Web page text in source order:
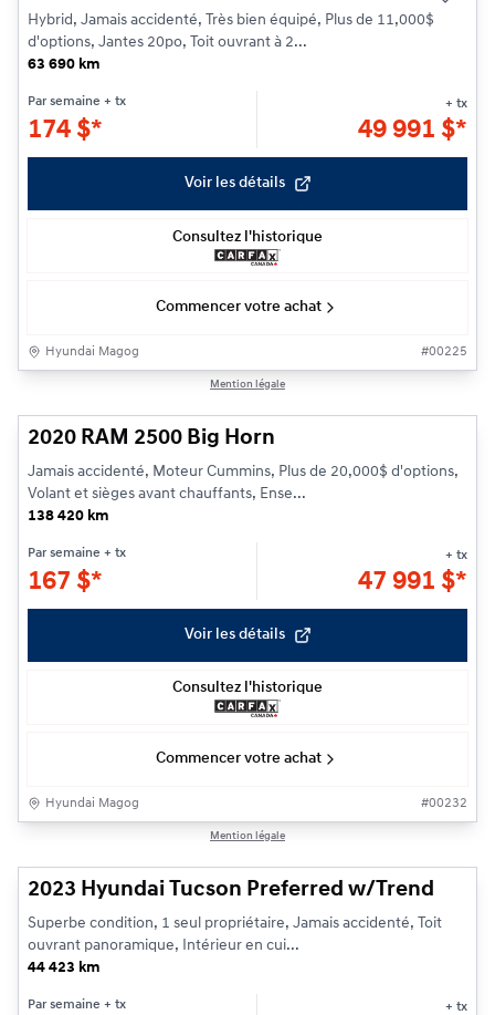
Hybrid, Jamais accidenté, Très bien équipé, Plus de 11,000$
d'options, Jantes 20po, Toit ouvrant à 2...
63 690 km
Par semaine + tx
174 $*
+ tx
49 991 $*
Voir les détails
Consultez l'historique
Commencer votre achat
Hyundai Magog #00225
Mention légale
2020 RAM 2500 Big Horn
Jamais accidenté, Moteur Cummins, Plus de 20,000$ d'options,
Volant et sièges avant chauffants, Ense...
138 420 km
Par semaine + tx
167 $*
+ tx
47 991 $*
Voir les détails
Consultez l'historique
Commencer votre achat
Hyundai Magog #00232
Mention légale
2023 Hyundai Tucson Preferred w/Trend
Superbe condition, 1 seul propriétaire, Jamais accidenté, Toit
ouvrant panoramique, Intérieur en cui...
44 423 km
Par semaine + tx + tx